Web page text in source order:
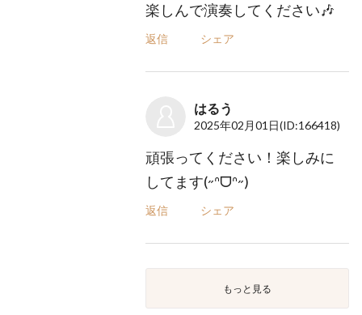
楽しんで演奏してください🎶
返信 シェア
はるう
2025年02月01日(ID:166418)
頑張ってください！楽しみに
してます(˶ᐢᗜᐢ˶)
返信 シェア
もっと見る